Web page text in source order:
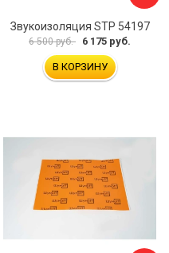
Звукоизоляция STP 54197
6 500 руб. 6 175 руб.
В КОРЗИНУ